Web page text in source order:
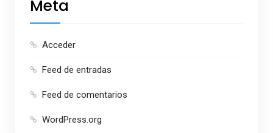
Meta
Acceder
Feed de entradas
Feed de comentarios
WordPress.org